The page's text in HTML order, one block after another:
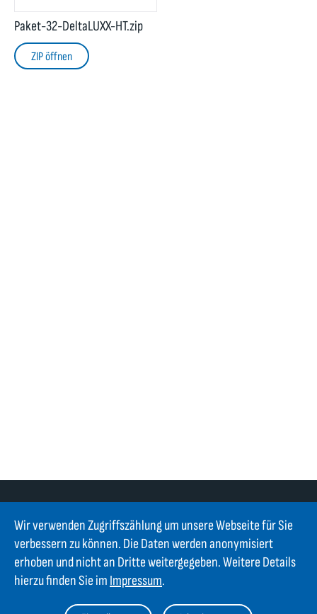
Paket-32-DeltaLUXX-HT.zip
ZIP öffnen
Kontakt
GIFAS ELECTRIC Gesellschaft m.b.H.
Wir verwenden Zugriffszählung um unsere Webseite für Sie
verbessern zu können. Die Daten werden anonymisiert
erhoben und nicht an Dritte weitergegeben. Weitere Details
hierzu finden Sie im Impressum.